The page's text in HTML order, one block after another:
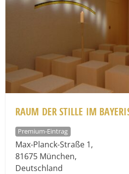
RAUM DER STILLE IM
Premium-Eintrag
Max-Planck-Straße 1,
81675 München,
Deutschland